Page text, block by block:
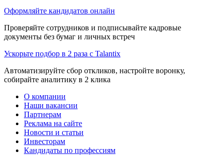
Оформляйте кандидатов онлайн
Проверяйте сотрудников и подписывайте кадровые
документы без бумаг и личных встреч
Ускорьте подбор в 2 раза с Talantix
Автоматизируйте сбор откликов, настройте воронку,
собирайте аналитику в 2 клика
О компании
Наши вакансии
Партнерам
Реклама на сайте
Новости и статьи
Инвесторам
Кандидаты по профессиям